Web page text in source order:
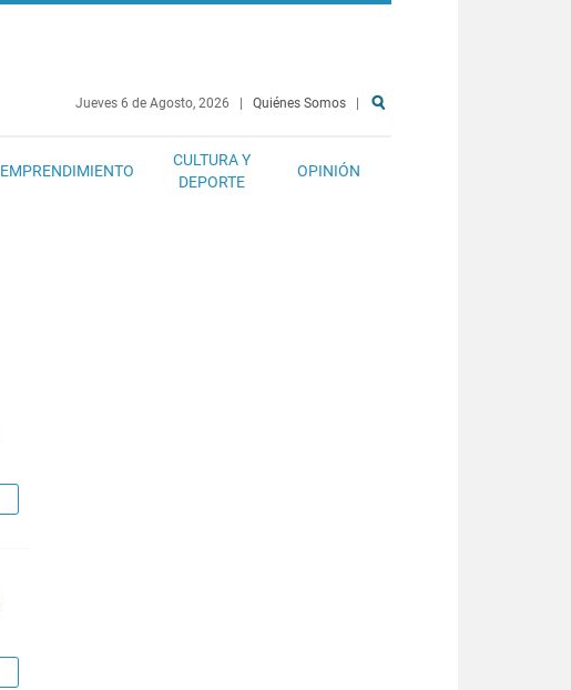
Jueves 6 de Agosto, 2026 Quiénes Somos
EMPRENDIMIENTO
CULTURA Y
DEPORTE
OPINIÓN